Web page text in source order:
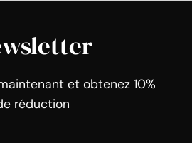
et obtenez 10%
réduction